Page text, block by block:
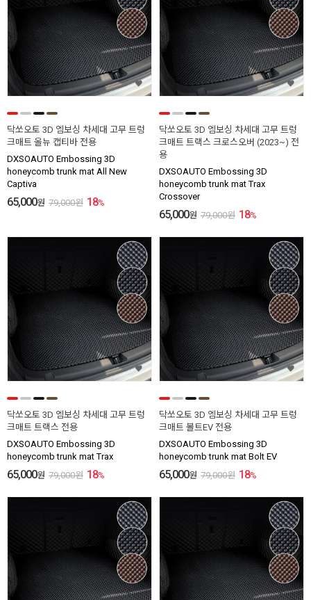
닥쏘오토 3D 엠보싱 차세대 고무 트렁
크매트 올뉴 캡티바 전용
DXSOAUTO Embossing 3D
honeycomb trunk mat All New
Captiva
65,000원 79,000원 18%
닥쏘오토 3D 엠보싱 차세대 고무 트렁
크매트 트랙스 크로스오버 (2023~) 전
용
DXSOAUTO Embossing 3D
honeycomb trunk mat Trax
Crossover
65,000원 79,000원 18%
닥쏘오토 3D 엠보싱 차세대 고무 트렁
크매트 트랙스 전용
DXSOAUTO Embossing 3D
honeycomb trunk mat Trax
65,000원 79,000원 18%
닥쏘오토 3D 엠보싱 차세대 고무 트렁
크매트 볼트EV 전용
DXSOAUTO Embossing 3D
honeycomb trunk mat Bolt EV
65,000원 79,000원 18%